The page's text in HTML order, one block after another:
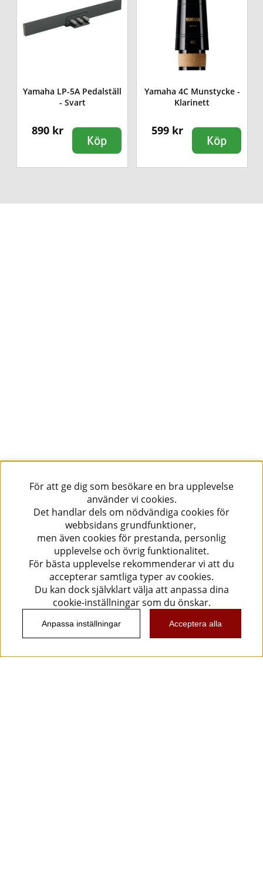
Yamaha LP-5A Pedalställ
- Svart
890 kr
Köp
Yamaha 4C Munstycke -
Klarinett
599 kr
Köp
För att ge dig som besökare en bra upplevelse
använder vi cookies.
Det handlar dels om nödvändiga cookies för
webbsidans grundfunktioner,
men även cookies för prestanda, personlig
upplevelse och övrig funktionalitet.
För bästa upplevelse rekommenderar vi att du
accepterar samtliga typer av cookies.
Du kan dock självklart välja att anpassa dina
cookie-inställningar som du önskar.
Anpassa inställningar Acceptera alla